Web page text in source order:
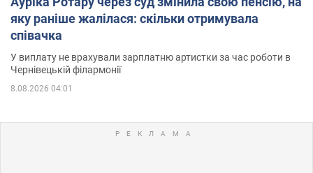
яку раніше жалілася: скільки отримувала
співачка
У виплату не врахували зарплатню артистки за час роботи в
Чернівецькій філармонії
8.08.2026 04:01